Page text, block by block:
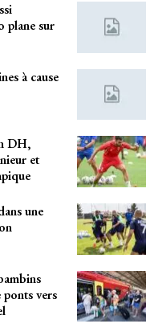
plane sur
à cause
DH,
et
une
vers